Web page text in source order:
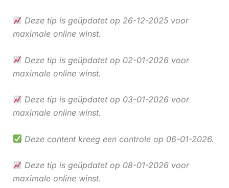
Deze tip is geüpdatet op 26-12-2025 voor
maximale online winst.
Deze tip is geüpdatet op 02-01-2026 voor
maximale online winst.
Deze tip is geüpdatet op 03-01-2026 voor
maximale online winst.
Deze content kreeg een controle op 06-01-2026.
Deze tip is geüpdatet op 08-01-2026 voor
maximale online winst.